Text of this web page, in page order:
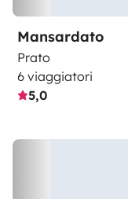
Mansardato
Prato
6 viaggiatori
5,0